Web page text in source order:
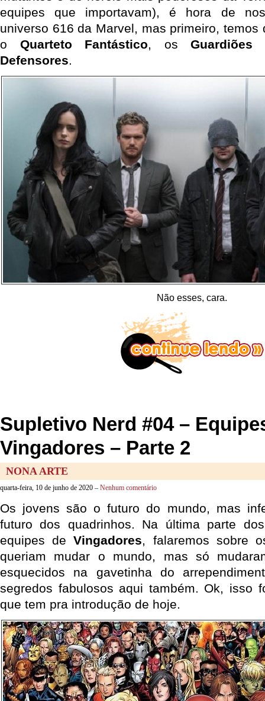
equipes que importavam), é hora de
universo 616 da Marvel, mas primeiro, temos
o Quarteto Fantástico, osGuardiões
Defensores.
Não esses, cara.
Supletivo Nerd #04 –
Vingadores – Parte 2
NONA ARTE
quarta-feira, 10 de junho de 2020 – Nenhum comentário
Os jovens são o futuro do mundo, mas
futuro dos quadrinhos. Na última parte
equipes deVingadores, falaremos sobre
queriam mudar o mundo, mas só
esquecidos na gavetinha do
segredos fabulosos aqui também. Ok, isso
que tem pra introdução de hoje.